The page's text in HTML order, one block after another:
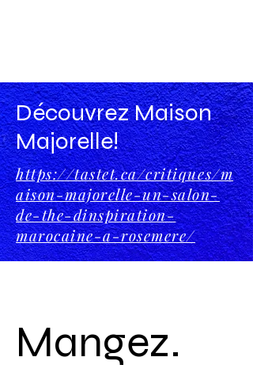
Découvrez Maison
Majorelle!
https://tastet.ca/critiques/m
aison-majorelle-un-salon-
de-the-dinspiration-
marocaine-a-rosemere/
Mangez.